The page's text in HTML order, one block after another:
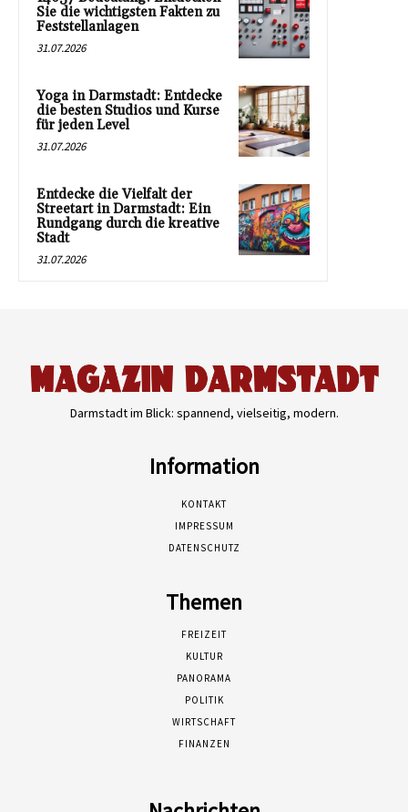
Sie die wichtigsten Fakten zu
Feststellanlagen
31.07.2026
Yoga in Darmstadt: Entdecke
die besten Studios und Kurse
für jeden Level
31.07.2026
Entdecke die Vielfalt der
Streetart in Darmstadt: Ein
Rundgang durch die kreative
Stadt
31.07.2026
Darmstadt im Blick: spannend, vielseitig, modern.
Information
KONTAKT
IMPRESSUM
DATENSCHUTZ
Themen
FREIZEIT
KULTUR
PANORAMA
POLITIK
WIRTSCHAFT
FINANZEN